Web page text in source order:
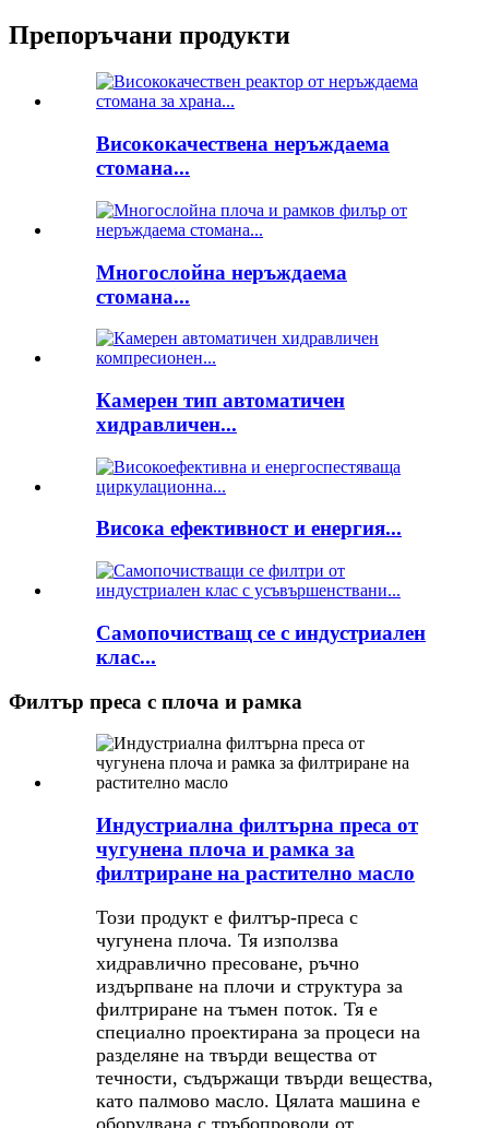
Препоръчани продукти
Висококачествена неръждаема
стомана...
Многослойна неръждаема
стомана...
Камерен тип автоматичен
хидравличен...
Висока ефективност и енергия...
Самопочистващ се с индустриален
клас...
Филтър преса с плоча и рамка
Индустриална филтърна преса от
чугунена плоча и рамка за
филтриране на растително масло
Този продукт е филтър-преса с
чугунена плоча. Тя използва
хидравлично пресоване, ръчно
издърпване на плочи и структура за
филтриране на тъмен поток. Тя е
специално проектирана за процеси на
разделяне на твърди вещества от
течности, съдържащи твърди вещества,
като палмово масло. Цялата машина е
оборудвана с тръбопроводи от